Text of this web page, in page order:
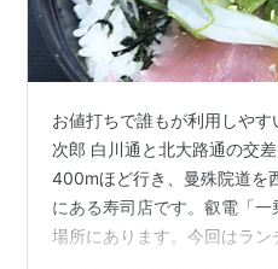
お値打ちで誰もが利用しや
次郎 白川通と北大路通の交
400mほど行き、曼殊院道を
にある寿司店です。叡電「
場所にあります。今回はラン